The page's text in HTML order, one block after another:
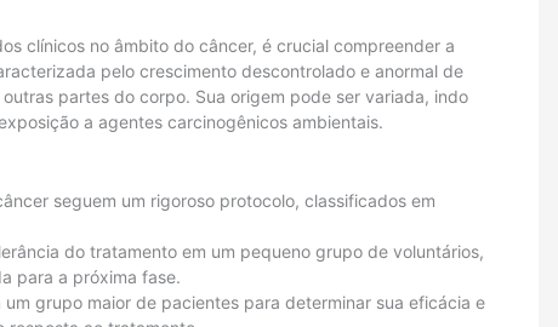
clínicos no âmbito do câncer, é crucial compreender a
pelo crescimento descontrolado e anormal de
partes do corpo. Sua origem pode ser variada, indo
a agentes carcinogênicos ambientais.
seguem um rigoroso protocolo, classificados em
do tratamento em um pequeno grupo de voluntários,
para a próxima fase.
grupo maior de pacientes para determinar sua eficácia e